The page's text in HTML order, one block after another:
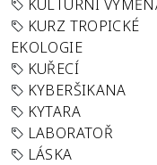
KULTURNÍ
KURZ TROPICKÉ
EKOLOGIE
KUŘECÍ
KYBERŠIKANA
KYTARA
LABORATOŘ
LÁSKA